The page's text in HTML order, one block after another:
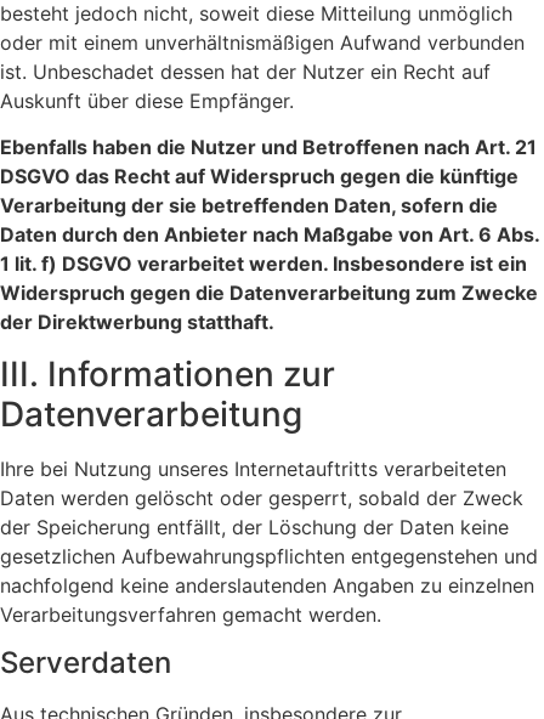
besteht jedoch nicht, soweit diese Mitteilung unmöglich
oder mit einem unverhältnismäßigen Aufwand verbunden
ist. Unbeschadet dessen hat der Nutzer ein Recht auf
Auskunft über diese Empfänger.
Ebenfalls haben die Nutzer und Betroffenen nach Art. 21
DSGVO das Recht auf Widerspruch gegen die künftige
Verarbeitung der sie betreffenden Daten, sofern die
Daten durch den Anbieter nach Maßgabe von Art. 6 Abs.
1 lit. f) DSGVO verarbeitet werden. Insbesondere ist ein
Widerspruch gegen die Datenverarbeitung zum Zwecke
der Direktwerbung statthaft.
III. Informationen zur
Datenverarbeitung
Ihre bei Nutzung unseres Internetauftritts verarbeiteten
Daten werden gelöscht oder gesperrt, sobald der Zweck
der Speicherung entfällt, der Löschung der Daten keine
gesetzlichen Aufbewahrungspflichten entgegenstehen und
nachfolgend keine anderslautenden Angaben zu einzelnen
Verarbeitungsverfahren gemacht werden.
Serverdaten